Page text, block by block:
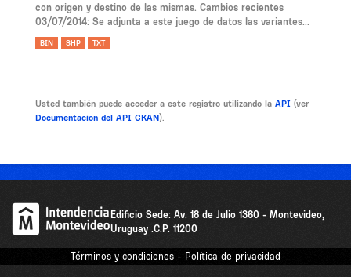
con origen y destino de las mismas. Cambios recientes
03/07/2014: Se adjunta a este juego de datos las variantes...
BIN SHP TXT
Usted también puede acceder a este registro utilizando la API (ver
Documentacion del API CKAN).
Edificio Sede: Av. 18 de Julio 1360 - Montevideo,
Uruguay .C.P. 11200
Términos y condiciones - Política de privacidad